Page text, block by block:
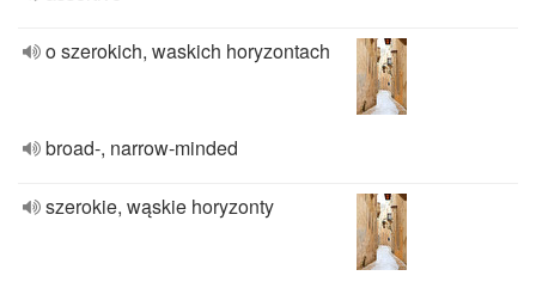
o szerokich, waskich horyzontach
broad-, narrow-minded
szerokie, wąskie horyzonty